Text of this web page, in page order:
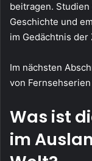
beitragen.
Geschichte und
im Gedächtnis
Im nächsten
von
Was ist
im